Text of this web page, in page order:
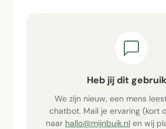
Heb jij dit
We zijn nieuw, een mens
chatbot. Mail je ervaring (kort
naar hallo@mijnbuik.nl en wij